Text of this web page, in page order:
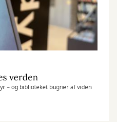
verden
– og biblioteket bugner af viden